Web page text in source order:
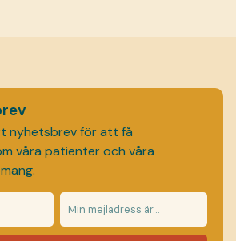
nyhetsbrev för att få
våra patienter och våra